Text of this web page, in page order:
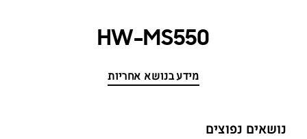
HW-MS550
מידע בנושא אחריות
נושאים נפוצים